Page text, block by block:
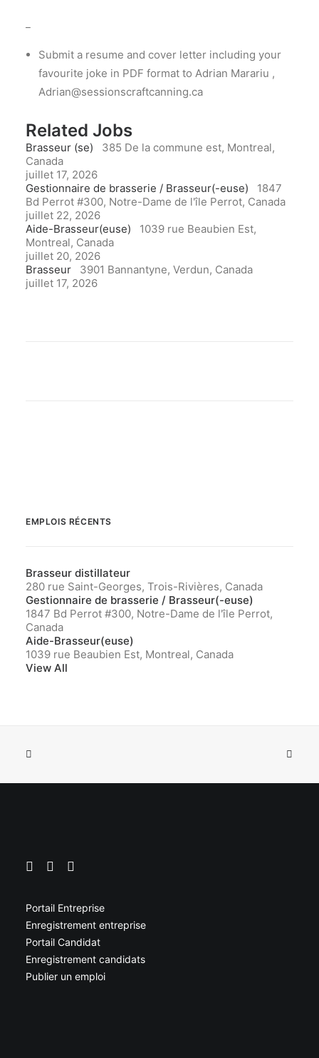
Submit a resume and cover letter including your
favourite joke in PDF format to Adrian Marariu ,
Adrian@sessionscraftcanning.ca
Related Jobs
Brasseur (se)
385 De la commune est, Montreal,
Canada
juillet 17, 2026
Gestionnaire de brasserie / Brasseur(-euse)
1847
Bd Perrot #300, Notre-Dame de l'île Perrot, Canada
juillet 22, 2026
Aide-Brasseur(euse)
1039 rue Beaubien Est,
Montreal, Canada
juillet 20, 2026
Brasseur
3901 Bannantyne, Verdun, Canada
juillet 17, 2026
EMPLOIS RÉCENTS
Brasseur distillateur
280 rue Saint-Georges, Trois-Rivières, Canada
Gestionnaire de brasserie / Brasseur(-euse)
1847 Bd Perrot #300, Notre-Dame de l'île Perrot,
Canada
Aide-Brasseur(euse)
1039 rue Beaubien Est, Montreal, Canada
View All
Portail Entreprise
Enregistrement entreprise
Portail Candidat
Enregistrement candidats
Publier un emploi